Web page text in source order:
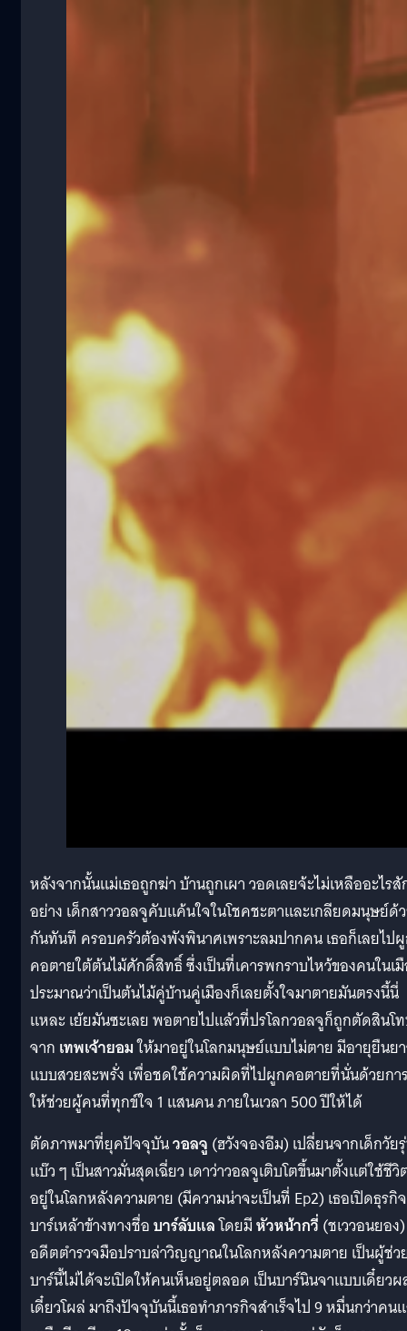
หลังจากนั้นแม่เธอถูกฆ่า บ้านถูกเผา วอดเลยจ้ะไม่เหลืออะไรสั
อย่าง เด็กสาววอลจูคับแค้นใจในโชคชะตาและเกลียดมนุษย์ด้
กันทันที ครอบครัวต้องพังพินาศเพราะลมปากคน เธอก็เลยไป
คอตายใต้ต้นไม้ศักดิ์สิทธิ์ ซึ่งเป็นที่เคารพกราบไหว้ของคนในเ
ประมาณว่าเป็นต้นไม้คู่บ้านคู่เมืองก็เลยตั้งใจมาตายมันตรงนี้นี่
แหละ เย้ยมันซะเลย พอตายไปแล้วที่ปรโลกวอลจูก็ถูกตัดสินโ
จาก เทพเจ้ายอมให้มาอยู่ในโลกมนุษย์แบบไม่ตาย มีอายุยืนย
แบบสวยสะพรั่ง เพื่อชดใช้ความผิดที่ไปผูกคอตายที่นั่นด้วยกา
ให้ช่วยผู้คนที่ทุกข์ใจ 1 แสนคน ภายในเวลา 500 ปีให้ได้
ตัดภาพมาที่ยุคปัจจุบันวอลจู (ฮวังจองอึม) เปลี่ยนจากเด็กวัย
แบ๊ว ๆ เป็นสาวมั่นสุดเฉี่ยว เดาว่าวอลจูเติบโตขึ้นมาตั้งแต่ใช้ชีวิ
อยู่ในโลกหลังความตาย (มีความน่าจะเป็นที่ Ep2) เธอเปิดธุรกิจ
บาร์เหล้าข้างทางชื่อบาร์ลับแลโดยมีหัวหน้ากวี่ (ชเววอนยอง)
อดีตตำรวจมือปราบล่าวิญญาณในโลกหลังความตาย เป็นผู้ช่ว
บาร์นี้ไม่ได้จะเปิดให้คนเห็นอยู่ตลอด เป็นบาร์นินจาแบบเดี๋ยว
เดี๋ยวโผล่ มาถึงปัจจุบันนี้เธอทำภารกิจสำเร็จไป 9 หมื่นกว่าคน